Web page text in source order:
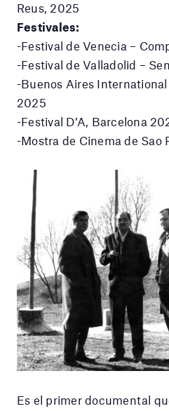
Reus, 2025
Festivales:
-Festival de Venecia –
-Festival de Valladolid –
-Buenos Aires
2025
-Festival D’A, Barcelona
-Mostra de Cinema de Sao
Es el primer documental